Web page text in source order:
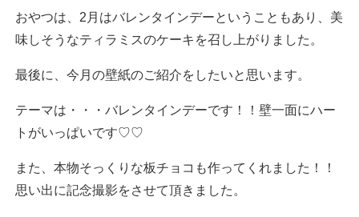
おやつは、2月はバレンタインデーということもあり、美
味しそうなティラミスのケーキを召し上がりました。
最後に、今月の壁紙のご紹介をしたいと思います。
テーマは・・・バレンタインデーです！！壁一面にハー
トがいっぱいです♡♡
また、本物そっくりな板チョコも作ってくれました！！
思い出に記念撮影をさせて頂きました。